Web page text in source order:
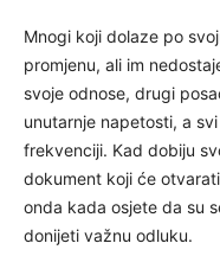
Mnogi koji dolaze po
promjenu, ali im
svoje odnose, drugi
unutarnje napetosti, a
frekvenciji. Kad dobiju
dokument koji će
onda kada osjete da su
donijeti važnu odluku.